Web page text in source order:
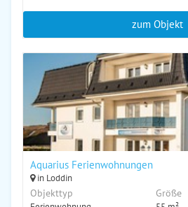
zum Objekt
Aquarius Ferienwohnungen
in Loddin
Objekttyp Größe